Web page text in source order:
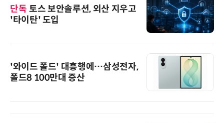
단독 토스 보안솔루션, 외산 지우고
'타이탄' 도입
'와이드 폴드' 대흥행에…삼성전자,
폴드8 100만대 증산